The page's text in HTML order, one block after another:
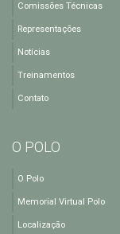
Comissões Técnicas
Representações
Notícias
Treinamentos
Contato
O POLO
O Polo
Memorial Virtual Polo
Localização